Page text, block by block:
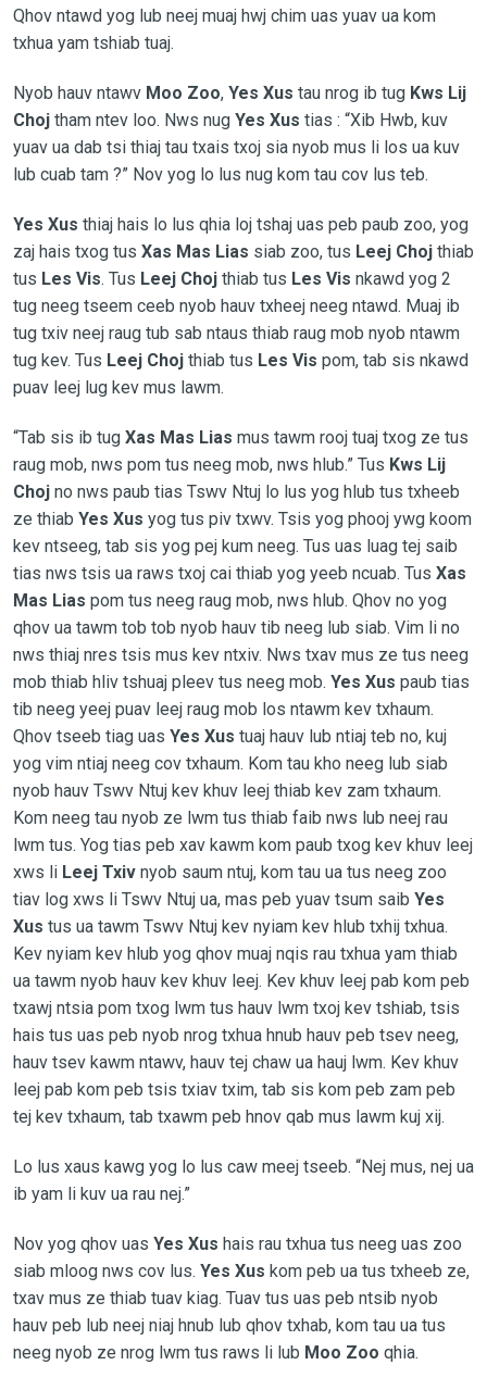
Qhov ntawd yog lub neej muaj hwj chim uas yuav ua kom
txhua yam tshiab tuaj.
Nyob hauv ntawvMoo Zoo, Yes Xus tau nrog ib tug Kws Lij
Chojtham ntev loo. Nws nug Yes Xus tias : “Xib Hwb, kuv
yuav ua dab tsi thiaj tau txais txoj sia nyob mus li los ua kuv
lub cuab tam ?” Nov yog lo lus nug kom tau cov lus teb.
Yes Xus thiaj hais lo lus qhia loj tshaj uas peb paub zoo, yog
zaj hais txog tus Xas Mas Lias siab zoo, tus Leej Chojthiab
tus Les Vis. Tus Leej Chojthiab tus Les Vis nkawd yog 2
tug neeg tseem ceeb nyob hauv txheej neeg ntawd. Muaj ib
tug txiv neej raug tub sab ntaus thiab raug mob nyob ntawm
tug kev. Tus Leej Chojthiab tus Les Vis pom, tab sis nkawd
puav leej lug kev mus lawm.
“Tab sis ib tug Xas Mas Lias mus tawm rooj tuaj txog ze tus
raug mob, nws pom tus neeg mob, nws hlub.” Tus Kws Lij
Chojno nws paub tias Tswv Ntuj lo lus yog hlub tus txheeb
ze thiab Yes Xus yog tus piv txwv. Tsis yog phooj ywg koom
kev ntseeg, tab sis yog pej kum neeg. Tus uas luag tej saib
tias nws tsis ua raws txoj cai thiab yog yeeb ncuab. Tus Xas
Mas Lias pom tus neeg raug mob, nws hlub. Qhov no yog
qhov ua tawm tob tob nyob hauv tib neeg lub siab. Vim li no
nws thiaj nres tsis mus kev ntxiv. Nws txav mus ze tus neeg
mob thiab hliv tshuaj pleev tus neeg mob. Yes Xus paub tias
tib neeg yeej puav leej raug mob los ntawm kev txhaum.
Qhov tseeb tiag uas Yes Xus tuaj hauv lub ntiaj teb no, kuj
yog vim ntiaj neeg cov txhaum. Kom tau kho neeg lub siab
nyob hauv Tswv Ntuj kev khuv leej thiab kev zam txhaum.
Kom neeg tau nyob ze lwm tus thiab faib nws lub neej rau
lwm tus. Yog tias peb xav kawm kom paub txog kev khuv leej
xws li Leej Txivnyob saum ntuj, kom tau ua tus neeg zoo
tiav log xws li Tswv Ntuj ua, mas peb yuav tsum saib Yes
Xus tus ua tawm Tswv Ntuj kev nyiam kev hlub txhij txhua.
Kev nyiam kev hlub yog qhov muaj nqis rau txhua yam thiab
ua tawm nyob hauv kev khuv leej. Kev khuv leej pab kom peb
txawj ntsia pom txog lwm tus hauv lwm txoj kev tshiab, tsis
hais tus uas peb nyob nrog txhua hnub hauv peb tsev neeg,
hauv tsev kawm ntawv, hauv tej chaw ua hauj lwm. Kev khuv
leej pab kom peb tsis txiav txim, tab sis kom peb zam peb
tej kev txhaum, tab txawm peb hnov qab mus lawm kuj xij.
Lo lus xaus kawg yog lo lus caw meej tseeb. “Nej mus, nej ua
ib yam li kuv ua rau nej.”
Nov yog qhov uas Yes Xus hais rau txhua tus neeg uas zoo
siab mloog nws cov lus. Yes Xus kom peb ua tus txheeb ze,
txav mus ze thiab tuav kiag. Tuav tus uas peb ntsib nyob
hauv peb lub neej niaj hnub lub qhov txhab, kom tau ua tus
neeg nyob ze nrog lwm tus raws li lub Moo Zoo qhia.